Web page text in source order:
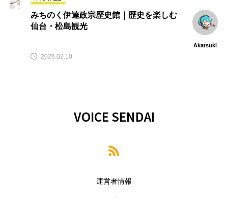
みちのく伊達政宗歴史館｜歴史を楽しむ
仙台・松島観光
Akatsuki
2026.02.10
VOICE SENDAI
運営者情報